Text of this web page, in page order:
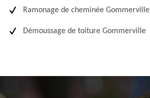
Ramonage de cheminée Gommerville
Démoussage de toiture Gommerville